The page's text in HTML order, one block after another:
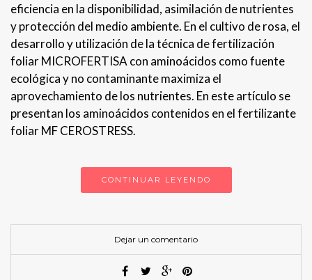
eficiencia en la disponibilidad, asimilación de nutrientes
y protección del medio ambiente. En el cultivo de rosa, el
desarrollo y utilización de la técnica de fertilización
foliar MICROFERTISA con aminoácidos como fuente
ecológica y no contaminante maximiza el
aprovechamiento de los nutrientes. En este artículo se
presentan los aminoácidos contenidos en el fertilizante
foliar MF CEROSTRESS.
CONTINUAR LEYENDO
Dejar un comentario